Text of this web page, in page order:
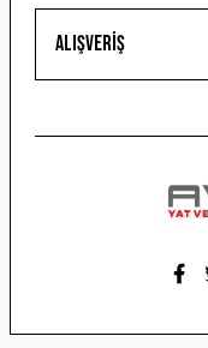
Alışveriş